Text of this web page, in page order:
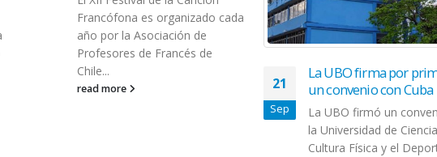
Francófona es organizado cada
año por la Asociación de
Profesores de Francés de
Chile...
read more 21
Sep
La UBO firma por
un convenio con Cuba
La UBO firmó un
la Universidad de
Cultura Física y el